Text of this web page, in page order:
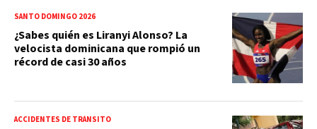
SANTO DOMINGO 2026
¿Sabes quién es Liranyi Alonso? La
velocista dominicana que rompió un
récord de casi 30 años
ACCIDENTES DE TRÁNSITO